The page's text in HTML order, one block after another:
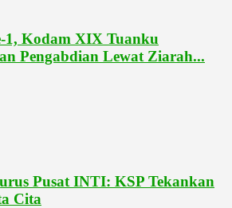
1, Kodam XIX Tuanku
Pengabdian Lewat Ziarah...
Pusat INTI: KSP Tekankan
Cita